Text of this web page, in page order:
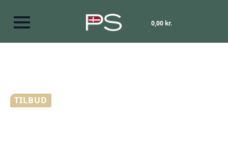
0,00 kr.
TILBUD